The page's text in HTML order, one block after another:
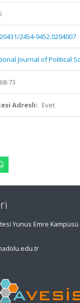
2454-9452.0204007
Journal of Political
73
Adresli: Evet
Yunus Emre Kampüsü